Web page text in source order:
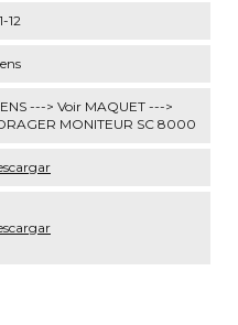
12
---> Voir MAQUET --->
MONITEUR SC 8000